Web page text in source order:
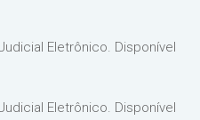
Eletrônico. Disponível
Eletrônico. Disponível